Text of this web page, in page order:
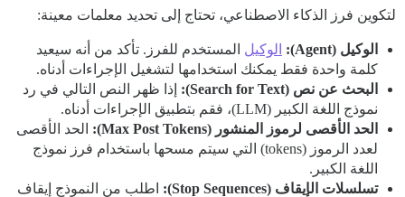
لتكوين فرز الذكاء الاصطناعي، تحتاج إلى تحديد معلمات معينة:
الوكيل (Agent): الوكيل المستخدم للفرز. تأكد من أنه سيعيد
كلمة واحدة فقط يمكنك استخدامها لتشغيل الإجراءات أدناه.
البحث عن نص (Search for Text):
إذا ظهر النص التالي في رد
نموذج اللغة الكبير (LLM)، فقم بتطبيق الإجراءات أدناه.
الحد الأقصى لرموز المنشور (Max Post Tokens):
الحد الأقصى
لعدد الرموز (tokens) التي سيتم مسحها باستخدام فرز نموذج
اللغة الكبير.
تسلسلات الإيقاف (Stop Sequences):
اطلب من النموذج إيقاف